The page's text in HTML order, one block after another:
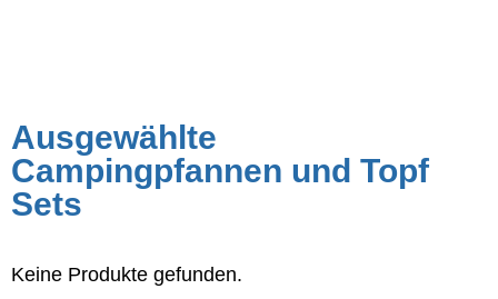
Ausgewählte
Campingpfannen und Topf
Sets
Keine Produkte gefunden.